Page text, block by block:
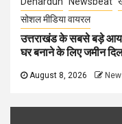
सोशल मीडिया वायरल
उत्तराखंड के सबसे बड़े
घर बनाने के लिए जमीन
August 8, 2026